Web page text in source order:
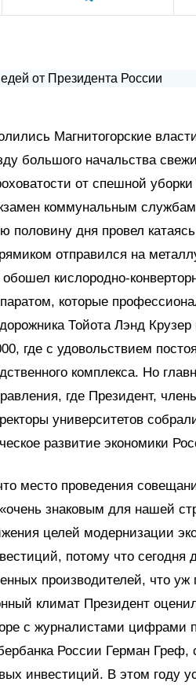
Магнитогорские
большого начальства
от спешной
коммунальным
половину дня провел
отправился на
кислородно-
которые
Тойота Лэнд
где с удовольствием
комплекса. Но
где Президент,
университетов
развитие экономики
место проведения
знаковым для нашей
целей модернизации
потому что сегодня
производителей, что уж
климат Президент
с журналистами цифрами
России Герман
инвестиций. В этом году